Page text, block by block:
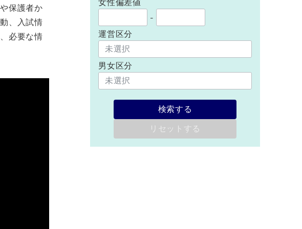
保護者か
、入試情
必要な情
-
運営区分
男女区分
検索する
リセットする